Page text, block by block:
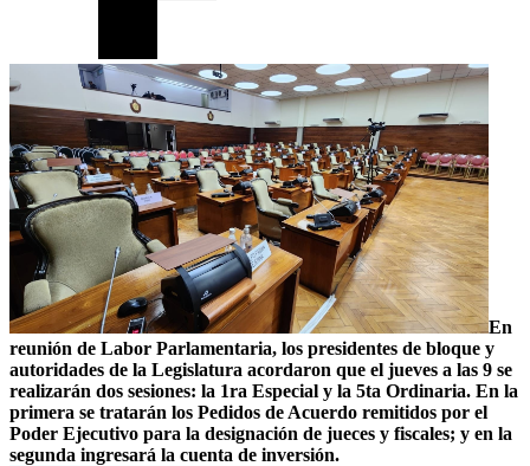
En
reunión de Labor Parlamentaria, los presidentes de bloque y
autoridades de la Legislatura acordaron que el jueves a las 9 se
realizarán dos sesiones: la 1ra Especial y la 5ta Ordinaria. En la
primera se tratarán los Pedidos de Acuerdo remitidos por el
Poder Ejecutivo para la designación de jueces y fiscales; y en la
segunda ingresará la cuenta de inversión.